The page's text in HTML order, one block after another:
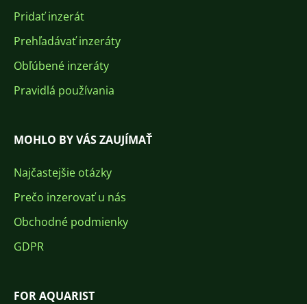
Pridať inzerát
Prehľadávať inzeráty
Obľúbené inzeráty
Pravidlá používania
MOHLO BY VÁS ZAUJÍMAŤ
Najčastejšie otázky
Prečo inzerovať u nás
Obchodné podmienky
GDPR
FOR AQUARIST